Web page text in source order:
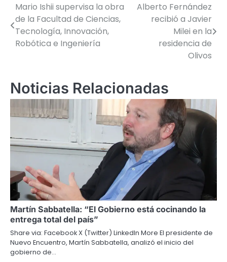
Navegación
de
entradas
Mario Ishii supervisa la obra
de la Facultad de Ciencias,
Tecnología, Innovación,
Robótica e Ingeniería
Alberto Fernández
recibió a Javier
Milei en la
residencia de
Olivos
Noticias Relacionadas
Martín Sabbatella: “El Gobierno está cocinando la
entrega total del país”
Share via: Facebook X (Twitter) LinkedIn More El presidente de
Nuevo Encuentro, Martín Sabbatella, analizó el inicio del
gobierno de…